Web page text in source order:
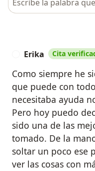
Erika Cita
Como siempre he
que puede con
necesitaba ayuda
Pero hoy puedo
sido una de las
tomado. De la
soltar un poco ese
ver las cosas con